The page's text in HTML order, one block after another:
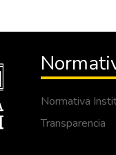
Normativa
Transparencia